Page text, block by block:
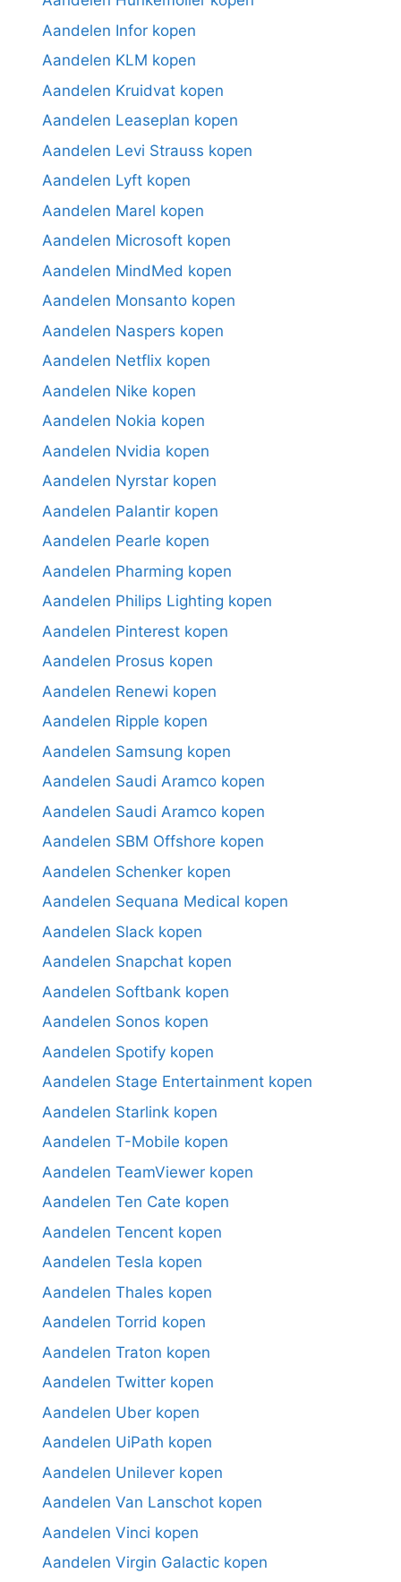
Aandelen Infor kopen
Aandelen KLM kopen
Aandelen Kruidvat kopen
Aandelen Leaseplan kopen
Aandelen Levi Strauss kopen
Aandelen Lyft kopen
Aandelen Marel kopen
Aandelen Microsoft kopen
Aandelen MindMed kopen
Aandelen Monsanto kopen
Aandelen Naspers kopen
Aandelen Netflix kopen
Aandelen Nike kopen
Aandelen Nokia kopen
Aandelen Nvidia kopen
Aandelen Nyrstar kopen
Aandelen Palantir kopen
Aandelen Pearle kopen
Aandelen Pharming kopen
Aandelen Philips Lighting kopen
Aandelen Pinterest kopen
Aandelen Prosus kopen
Aandelen Renewi kopen
Aandelen Ripple kopen
Aandelen Samsung kopen
Aandelen Saudi Aramco kopen
Aandelen Saudi Aramco kopen
Aandelen SBM Offshore kopen
Aandelen Schenker kopen
Aandelen Sequana Medical kopen
Aandelen Slack kopen
Aandelen Snapchat kopen
Aandelen Softbank kopen
Aandelen Sonos kopen
Aandelen Spotify kopen
Aandelen Stage Entertainment kopen
Aandelen Starlink kopen
Aandelen T-Mobile kopen
Aandelen TeamViewer kopen
Aandelen Ten Cate kopen
Aandelen Tencent kopen
Aandelen Tesla kopen
Aandelen Thales kopen
Aandelen Torrid kopen
Aandelen Traton kopen
Aandelen Twitter kopen
Aandelen Uber kopen
Aandelen UiPath kopen
Aandelen Unilever kopen
Aandelen Van Lanschot kopen
Aandelen Vinci kopen
Aandelen Virgin Galactic kopen